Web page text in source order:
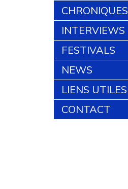
CHRONIQUES
INTERVIEWS
FESTIVALS
NEWS
LIENS UTILES
CONTACT